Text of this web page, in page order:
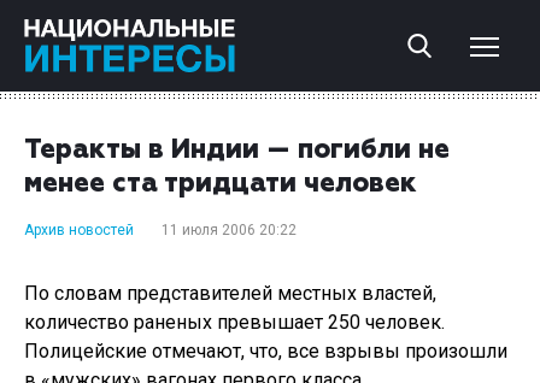
Теракты в Индии — погибли не
менее ста тридцати человек
Архив новостей 11 июля 2006 20:22
По словам представителей местных властей,
количество pаненых превышает 250 человек.
Полицейские отмечают, что, все взрывы произошли